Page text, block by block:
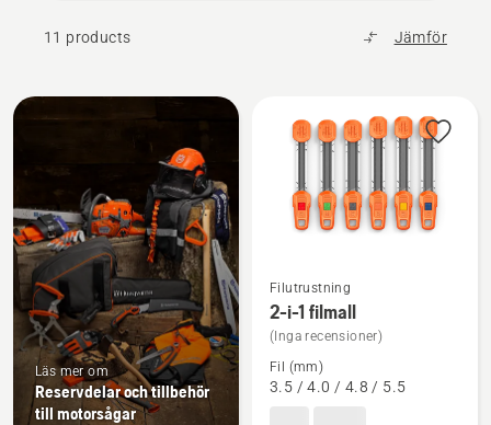
11 products Jämför
Alla
Läs mer om
Reservdelar och tillbehör
till motorsågar
Se
mer
information
om
Filutrustning
2-i-1 filmall
(Inga recensioner)
Fil (mm)
3.5 / 4.0 / 4.8 / 5.5